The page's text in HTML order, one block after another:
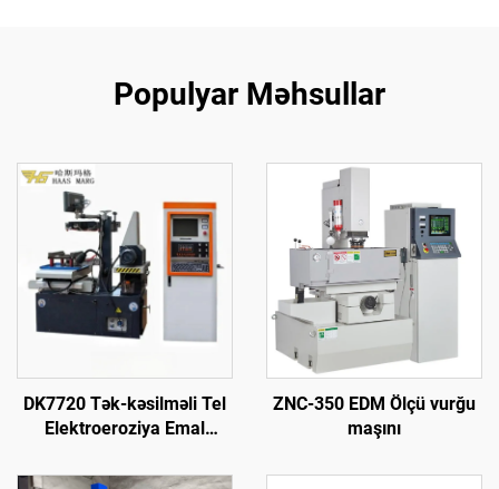
Populyar Məhsullar
DK7720 Tək-kəsilməli Tel
Elektroeroziya Emal
ZNC-350 EDM Ölçü vurğu
maşını